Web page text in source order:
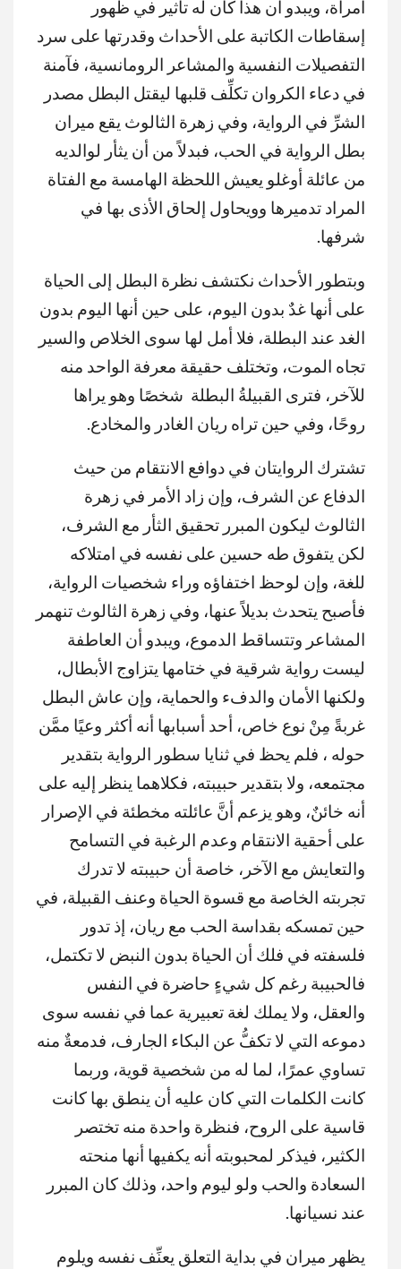
امرأة، ويبدو أن هذا كان له تأثير في ظهور
إسقاطات الكاتبة على الأحداث وقدرتها على سرد
التفصيلات النفسية والمشاعر الرومانسية، فآمنة
في دعاء الكروان تكلِّف قلبها ليقتل البطل مصدر
الشرِّ في الرواية، وفي زهرة الثالوث يقع ميران
بطل الرواية في الحب، فبدلاً من أن يثأر لوالديه
من عائلة أوغلو يعيش اللحظة الهامسة مع الفتاة
المراد تدميرها وويحاول إلحاق الأذى بها في
شرفها.
وبتطور الأحداث نكتشف نظرة البطل إلى الحياة
على أنها غدٌ بدون اليوم، على حين أنها اليوم بدون
الغد عند البطلة، فلا أمل لها سوى الخلاص والسير
تجاه الموت، وتختلف حقيقة معرفة الواحد منه
للآخر، فترى القبيلةُ البطلة شخصًا وهو يراها
روحًا، وفي حين تراه ريان الغادر والمخادع.
تشترك الروايتان في دوافع الانتقام من حيث
الدفاع عن الشرف، وإن زاد الأمر في زهرة
الثالوث ليكون المبرر تحقيق الثأر مع الشرف،
لكن يتفوق طه حسين على نفسه في امتلاكه
للغة، وإن لوحظ اختفاؤه وراء شخصيات الرواية،
فأصبح يتحدث بديلاً عنها، وفي زهرة الثالوث تنهمر
المشاعر وتتساقط الدموع، ويبدو أن العاطفة
ليست رواية شرقية في ختامها يتزاوج الأبطال،
ولكنها الأمان والدفء والحماية، وإن عاش البطل
غربةً مِنْ نوع خاص، أحد أسبابها أنه أكثر وعيًا ممَّن
حوله ، فلم يحظ في ثنايا سطور الرواية بتقدير
مجتمعه، ولا بتقدير حبيبته، فكلاهما ينظر إليه على
أنه خائنٌ، وهو يزعم أنَّ عائلته مخطئة في الإصرار
على أحقية الانتقام وعدم الرغبة في التسامح
والتعايش مع الآخر، خاصة أن حبيبته لا تدرك
تجربته الخاصة مع قسوة الحياة وعنف القبيلة، في
حين تمسكه بقداسة الحب مع ريان، إذ تدور
فلسفته في فلك أن الحياة بدون النبض لا تكتمل،
فالحبيبة رغم كل شيءٍ حاضرة في النفس
والعقل، ولا يملك لغة تعبيرية عما في نفسه سوى
دموعه التي لا تكفُّ عن البكاء الجارف، فدمعةٌ منه
تساوي عمرًا، لما له من شخصية قوية، وربما
كانت الكلمات التي كان عليه أن ينطق بها كانت
قاسية على الروح، فنظرة واحدة منه تختصر
الكثير، فيذكر لمحبوبته أنه يكفيها أنها منحته
السعادة والحب ولو ليوم واحد، وذلك كان المبرر
عند نسيانها.
يظهر ميران في بداية التعلق يعنِّف نفسه ويلوم